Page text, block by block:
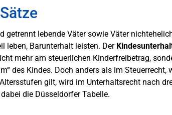
getrennt lebende Väter sowie Väter
leben, Barunterhalt leisten. Der
mehr am steuerlichen Kinderfreibetrag,
des Kindes. Doch anders als im
gilt, wird im Unterhaltsrecht nach
die Düsseldorfer Tabelle.